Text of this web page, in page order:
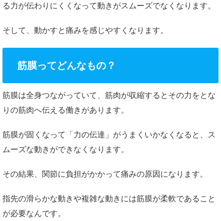
る力が伝わりにくくなって動きがスムーズでなくなります。
そして、動かすと痛みを感じやすくなります。
筋膜ってどんなもの？
筋膜は全身つながっていて、筋肉が収縮するとその力をとな
りの筋肉へ伝える働きがあります。
筋膜が固くなって「力の伝達」がうまくいかなくなると、ス
ムーズな動きができなくなります。
その結果、関節に負担がかかって痛みの原因になります。
指先の滑らかな動きや複雑な動きには筋膜が柔軟であること
が必要なんです。